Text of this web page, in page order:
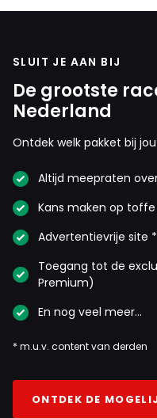
SLUIT JE AAN BIJ
De grootste
Nederland
Ontdek welk pakket bij
Altijd meepraten
Kans maken op toffe
Advertentievrije site
Toegang tot de
Premium)
En nog veel meer…
* m.u.v. content van derden
ONTDEK DE